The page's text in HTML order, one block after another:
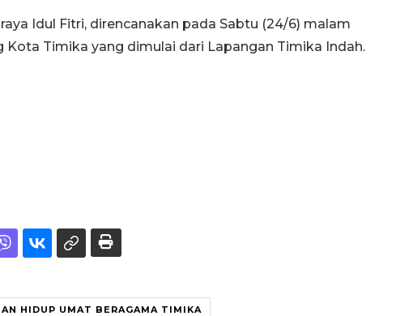
Idul Fitri, direncanakan pada Sabtu (24/6) malam
Timika yang dimulai dari Lapangan Timika Indah.
HIDUP UMAT BERAGAMA TIMIKA